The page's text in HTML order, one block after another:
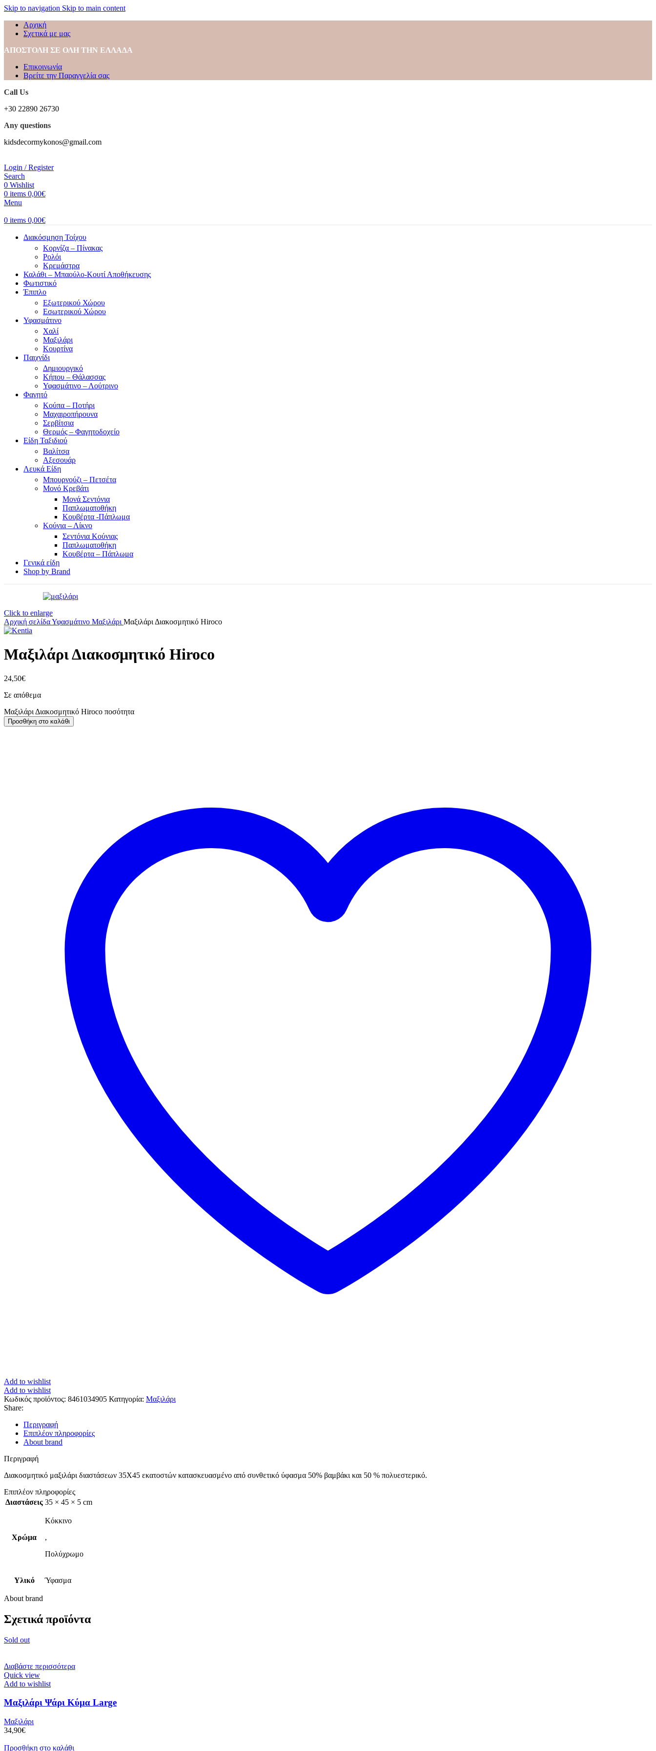
Skip to navigation Skip to main content
Αρχική
Σχετικά με μας
ΑΠΟΣΤΟΛΗ ΣΕ ΟΛΗ ΤΗΝ ΕΛΛΑΔΑ
Επικοινωνία
Βρείτε την Παραγγελία σας
Call Us
+30 22890 26730
Any questions
kidsdecormykonos@gmail.com
Login / Register
Search
0 Wishlist
0 items 0,00€
Menu
0 items 0,00€
Διακόσμηση Τοίχου
Κορνίζα – Πίνακας
Ρολόι
Κρεμάστρα
Καλάθι – Μπαούλο-Κουτί Αποθήκευσης
Φωτιστικό
Έπιπλο
Εξωτερικού Χώρου
Εσωτερικού Χώρου
Υφασμάτινο
Χαλί
Μαξιλάρι
Κουρτίνα
Παιχνίδι
Δημιουργικό
Κήπου – Θάλασσας
Υφασμάτινο – Λούτρινο
Φαγητό
Κούπα – Ποτήρι
Μαχαιροπήρουνα
Σερβίτσια
Θερμός – Φαγητοδοχείο
Είδη Ταξιδιού
Βαλίτσα
Αξεσουάρ
Λευκά Είδη
Μπουρνούζι – Πετσέτα
Μονό Κρεβάτι
Μονά Σεντόνια
Παπλωματοθήκη
Κουβέρτα -Πάπλωμα
Κούνια – Λίκνο
Σεντόνια Κούνιας
Παπλωματοθήκη
Κουβέρτα – Πάπλωμα
Γενικά είδη
Shop by Brand
Click to enlarge
Αρχική σελίδαΥφασμάτινο Μαξιλάρι Μαξιλάρι Διακοσμητικό Hiroco
Μαξιλάρι Διακοσμητικό Hiroco
24,50€
Σε απόθεμα
Μαξιλάρι Διακοσμητικό Hiroco ποσότητα
Προσθήκη στο καλάθι
Add to wishlist
Add to wishlist
Κωδικός προϊόντος: 8461034905 Κατηγορία: Μαξιλάρι
Share:
Περιγραφή
Επιπλέον πληροφορίες
About brand
Περιγραφή
Διακοσμητικό μαξιλάρι διαστάσεων 35X45 εκατοστών κατασκευασμένο από συνθετικό ύφασμα 50% βαμβάκι και 50 % πολυεστερικό.
Επιπλέον πληροφορίες
Διαστάσεις 35 × 45 × 5 cm
Χρώμα
Κόκκινο
,
Πολύχρωμο
Υλικό Ύφασμα
About brand
Σχετικά προϊόντα
Sold out
Διαβάστε περισσότερα
Quick view
Add to wishlist
Μαξιλάρι Ψάρι Κύμα Large
Μαξιλάρι
34,90€
Προσθήκη στο καλάθι